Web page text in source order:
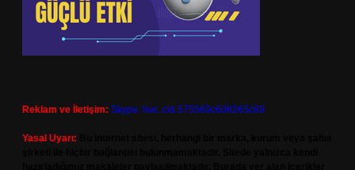
Reklam ve İletişim: Skype: live:.cid.575569c608265c69
Yasal Uyarı: